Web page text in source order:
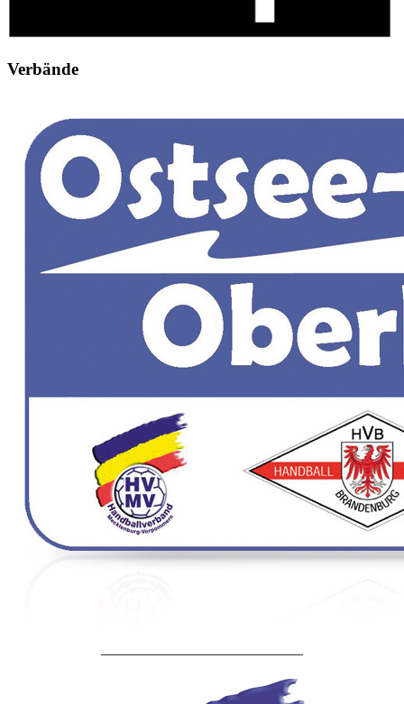
Verbände